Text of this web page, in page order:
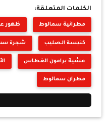
الكلمات المتعلقة:
مطرانية سمالوط ظهور
كنيسة الصليب شجرة
عشية برامون الغطاس
مطران سمالوط